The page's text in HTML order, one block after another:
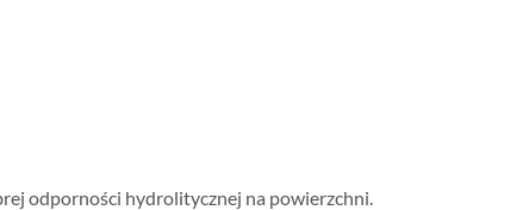
odporności hydrolitycznej na powierzchni.